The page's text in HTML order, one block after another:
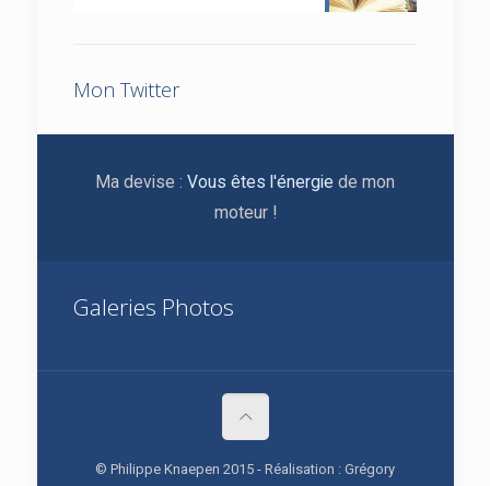
Mon Twitter
Ma devise : Vous êtes l'énergie de mon
moteur !
Galeries Photos
© Philippe Knaepen 2015 - Réalisation : Grégory